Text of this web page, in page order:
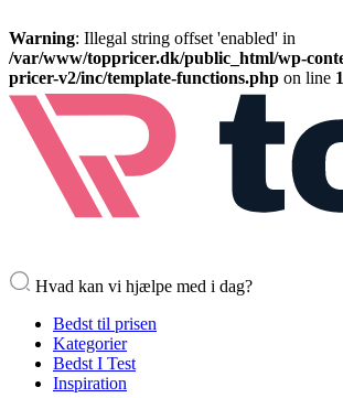
Warning: Illegal string offset 'enabled' in
/var/www/toppricer.dk/public_html/wp-
pricer-v2/inc/template-functions.php on line
Hvad kan vi hjælpe med i dag?
Bedst til prisen
Kategorier
Bedst I Test
Inspiration